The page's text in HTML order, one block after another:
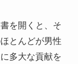
を開くと、そ
とんどが男性
多大な貢献を